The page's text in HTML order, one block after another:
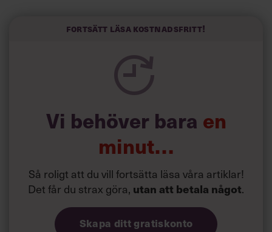
och höjt arbetsglädjen på Google:
Fortsätt läsa kostnadsfritt!
Vi behöver bara en
minut…
Så roligt att du vill fortsätta läsa våra artiklar!
Det får du strax göra, utan att betala något.
Skapa ditt gratiskonto